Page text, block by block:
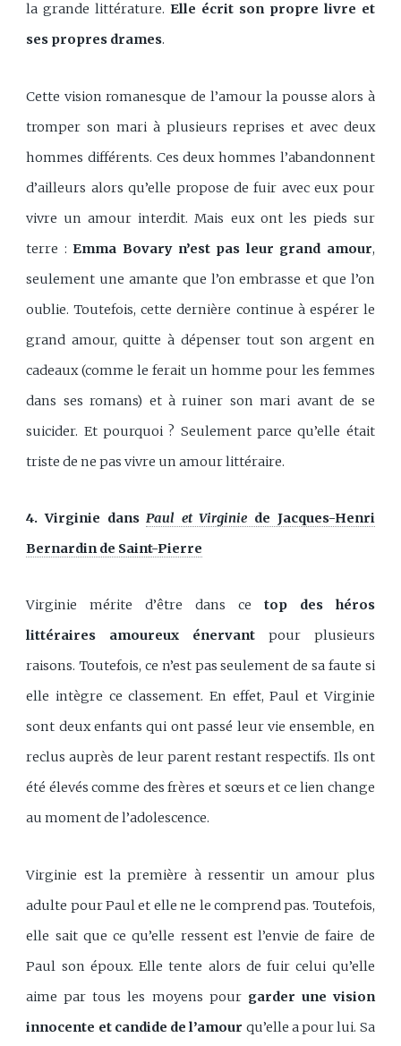
la grande littérature.Elle écrit son propre livre et
ses propres drames.
Cette vision romanesque de l’amour la pousse alors à
tromper son mari à plusieurs reprises et avec deux
hommes différents. Ces deux hommes l’abandonnent
d’ailleurs alors qu’elle propose de fuir avec eux pour
vivre un amour interdit. Mais eux ont les pieds sur
terre :Emma Bovary n’est pas leur grand amour,
seulement une amante que l’on embrasse et que l’on
oublie. Toutefois, cette dernière continue à espérer le
grand amour, quitte à dépenser tout son argent en
cadeaux (comme le ferait un homme pour les femmes
dans ses romans) et à ruiner son mari avant de se
suicider. Et pourquoi ? Seulement parce qu’elle était
triste de ne pas vivre un amour littéraire.
4. Virginie dansPaul et Virginie de Jacques-Henri
Bernardin de Saint-Pierre
Virginie mérite d’être dans ce top des héros
littéraires amoureux énervant pour plusieurs
raisons. Toutefois, ce n’est pas seulement de sa faute si
elle intègre ce classement. En effet, Paul et Virginie
sont deux enfants qui ont passé leur vie ensemble, en
reclus auprès de leur parent restant respectifs. Ils ont
été élevés comme des frères et sœurs et ce lien change
au moment de l’adolescence.
Virginie est la première à ressentir un amour plus
adulte pour Paul et elle ne le comprend pas. Toutefois,
elle sait que ce qu’elle ressent est l’envie de faire de
Paul son époux. Elle tente alors de fuir celui qu’elle
aime par tous les moyens pour garder une vision
innocente et candide de l’amour qu’elle a pour lui. Sa